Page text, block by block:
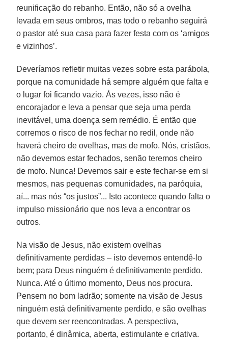
reunificação do rebanho. Então, não só a ovelha
levada em seus ombros, mas todo o rebanho seguirá
o pastor até sua casa para fazer festa com os ‘amigos
e vizinhos’.
Deveríamos refletir muitas vezes sobre esta parábola,
porque na comunidade há sempre alguém que falta e
o lugar foi ficando vazio. Às vezes, isso não é
encorajador e leva a pensar que seja uma perda
inevitável, uma doença sem remédio. É então que
corremos o risco de nos fechar no redil, onde não
haverá cheiro de ovelhas, mas de mofo. Nós, cristãos,
não devemos estar fechados, senão teremos cheiro
de mofo. Nunca! Devemos sair e este fechar-se em si
mesmos, nas pequenas comunidades, na paróquia,
aí... mas nós “os justos”... Isto acontece quando falta o
impulso missionário que nos leva a encontrar os
outros.
Na visão de Jesus, não existem ovelhas
definitivamente perdidas – isto devemos entendê-lo
bem; para Deus ninguém é definitivamente perdido.
Nunca. Até o último momento, Deus nos procura.
Pensem no bom ladrão; somente na visão de Jesus
ninguém está definitivamente perdido, e são ovelhas
que devem ser reencontradas. A perspectiva,
portanto, é dinâmica, aberta, estimulante e criativa.